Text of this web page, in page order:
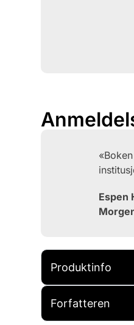
Espen
Produktinfo
Forfatteren